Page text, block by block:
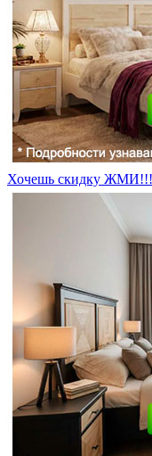
Хочешь скидку ЖМИ!!!